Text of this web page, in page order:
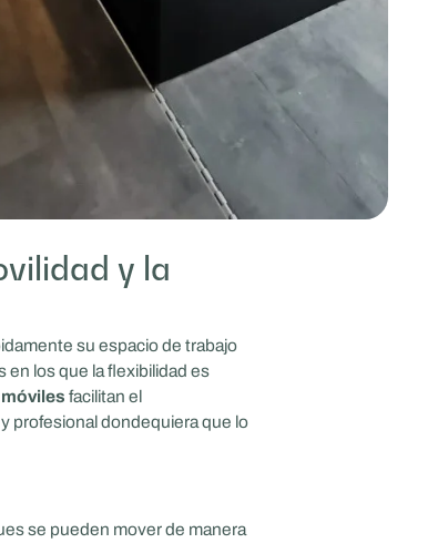
y la
su espacio de trabajo
en los que la flexibilidad es
facilitan el
profesional dondequiera que lo
se pueden mover de manera